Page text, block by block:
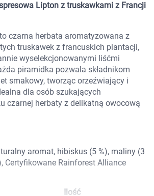
Lipton z truskawkami z Francji
czarna herbata aromatyzowana z
truskawek z francuskich plantacji,
wyselekcjonowanymi liśćmi
piramidka pozwala składnikom
smakowy, tworząc orzeźwiający i
dla osób szukających
czarnej herbaty z delikatną owocową
aromat, hibiskus (5 %), maliny (3
Certyfikowane Rainforest Alliance
Ilość